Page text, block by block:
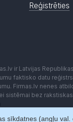
Reģistrēties
ir Latvijas
faktisko datu
Firmas.lv nenes
sistēmai bez
sīkdatnes (angļu